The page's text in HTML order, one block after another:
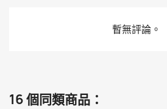
暫無評論。
16 個同類商品：